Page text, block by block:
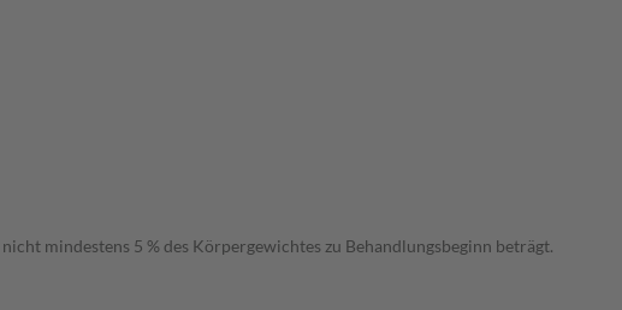
mindestens 5 % des Körpergewichtes zu Behandlungsbeginn beträgt.